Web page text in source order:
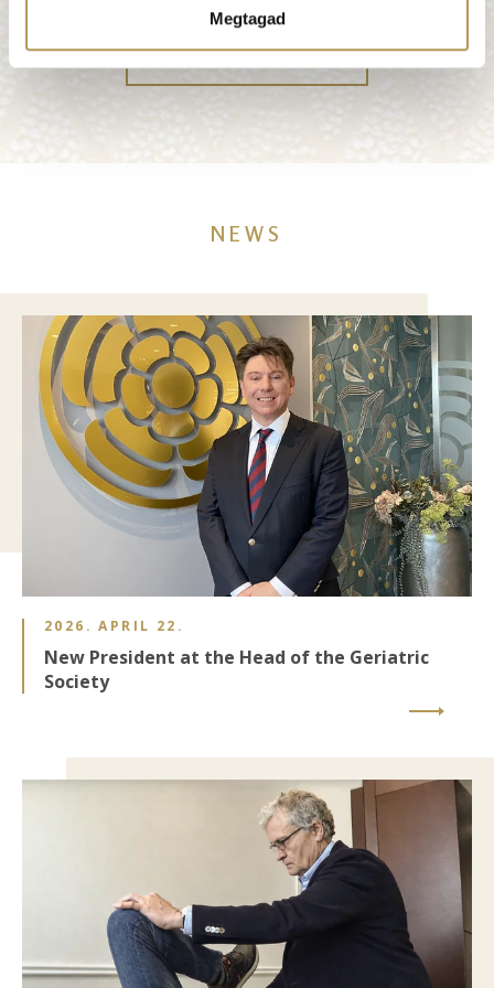
Megtagad
NEWS
Image
2026. APRIL 22.
New President at the Head of the Geriatric
Society